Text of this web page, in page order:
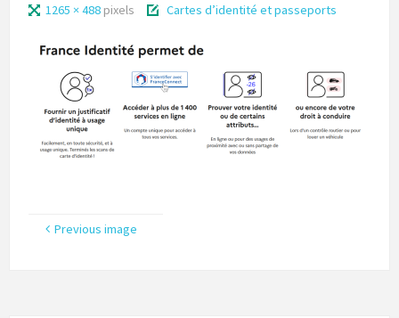
1265 × 488 pixels Cartes d’identité et passeports
Previous image